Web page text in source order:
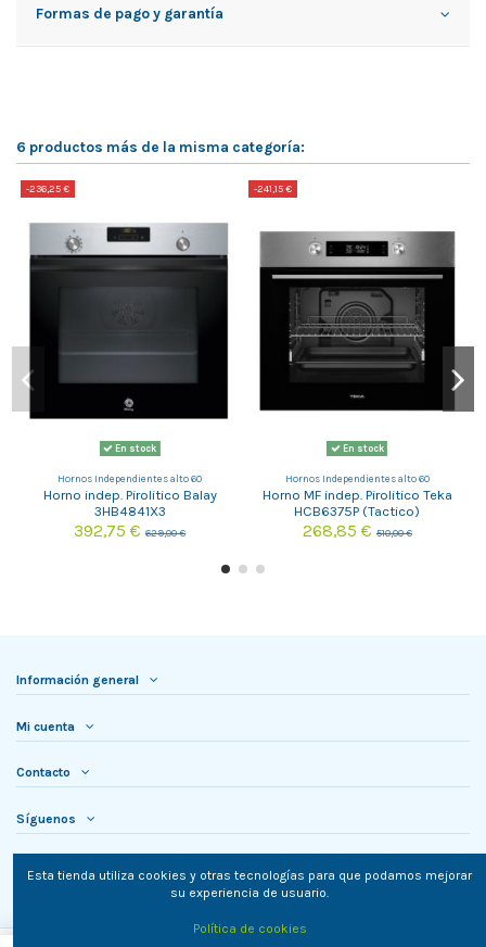
Formas de pago y garantía
6 productos más de la misma categoría:
-236,25 €
En stock
Hornos Independientes alto 60
Horno indep. Pirolitico Balay
3HB4841X3
392,75 €629,00 €
-241,15 €
En stock
Hornos Independientes alto 60
Horno MF indep. Pirolitico Teka
HCB6375P (Tactico)
268,85 € 510,00 €
Información general
Mi cuenta
Contacto
Síguenos
Esta tienda utiliza cookies y otras tecnologías para que podamos mejorar
su experiencia de usuario.
Política de cookies